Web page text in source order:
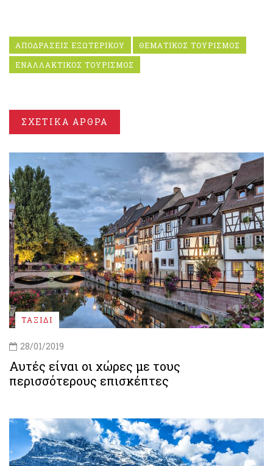
ΑΠΟΔΡΑΣΕΙΣ ΕΞΩΤΕΡΙΚΟΥ
ΘΕΜΑΤΙΚΟΣ ΤΟΥΡΙΣΜΟΣ
ΕΝΑΛΛΑΚΤΙΚΟΣ ΤΟΥΡΙΣΜΟΣ
ΣΧΕΤΙΚΑ ΑΡΘΡΑ
ΤΑΞΙΔΙ
28/01/2019
Αυτές είναι οι χώρες με τους
περισσότερους επισκέπτες